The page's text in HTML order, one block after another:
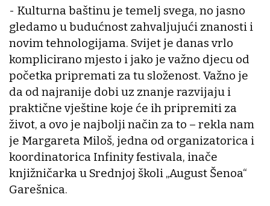
- Kulturna baštinu je temelj svega, no jasno
gledamo u budućnost zahvaljujući znanosti i
novim tehnologijama. Svijet je danas vrlo
komplicirano mjesto i jako je važno djecu od
početka pripremati za tu složenost. Važno je
da od najranije dobi uz znanje razvijaju i
praktične vještine koje će ih pripremiti za
život, a ovo je najbolji način za to – rekla nam
je Margareta Miloš, jedna od organizatorica i
koordinatorica Infinity festivala, inače
knjižničarka u Srednjoj školi „August Šenoa“
Garešnica.